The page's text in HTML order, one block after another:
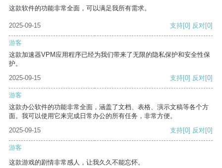
这款软件的功能非常全面，可以满足我所有需求。
2025-09-15 支持[0] 反对[0]
游客
这款加速器VPM应用程序已经为我们带来了无限的隐私保护和安全性保
护。
2025-09-15
支持[0] 反对[0]
游客
这款办公软件的功能非常全面，涵盖了文档、表格、演示文稿等各个方
面。我可以使用它来完成日常办公的所有任务，非常方便。
2025-09-15
支持[0] 反对[0]
游客
这款游戏的剧情非常感人，让我久久不能忘怀。